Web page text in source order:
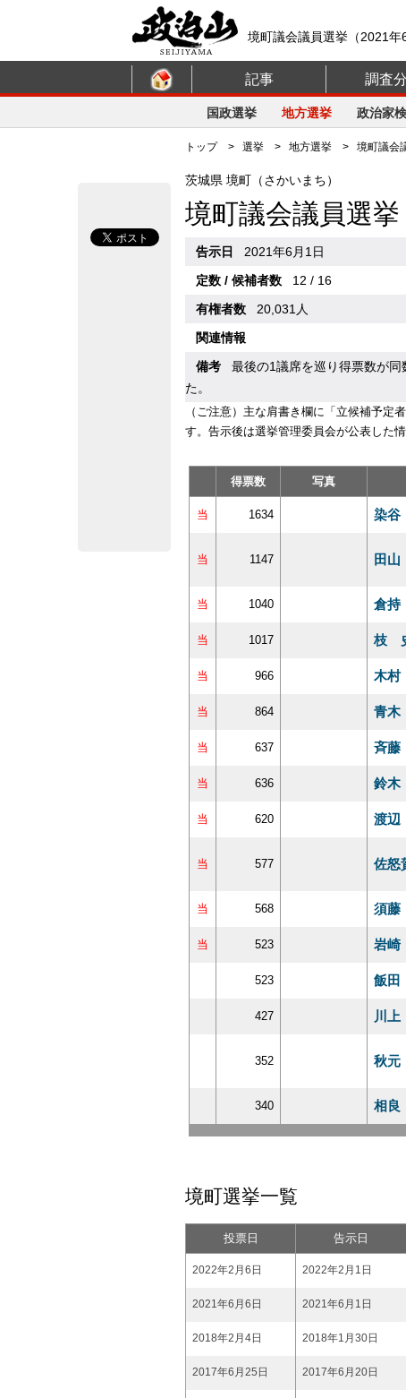
境町議会議員選挙（2021年
記事 調査
国政選挙 地方選挙 政治家
トップ> 選挙 > 地方選挙 > 境町議会議
茨城県 境町（さかいまち）
境町議会議員選挙
告示日 2021年6月1日
定数 / 候補者数
12 / 16
有権者数
20,031人
関連情報
備考
最後の1議席を巡り得票数が
た。
（ご注意）主な肩書き欄に「立候補予定
す。告示後は選挙管理委員会が公表した
得票数
写真
当 1634 染
当 1147 田
当 1040 倉
当 1017 枝
当 966 木
当 864 青
当 637 斉
当 636 鈴
当 620 渡
当 577 佐
当 568 須
当 523 岩
523 飯
427 川
352 秋
340 相
境町選挙一覧
投票日 告示日
2022年2月6日 2022年2月1日
2021年6月6日 2021年6月1日
2018年2月4日 2018年1月30日
2017年6月25日 2017年6月20日